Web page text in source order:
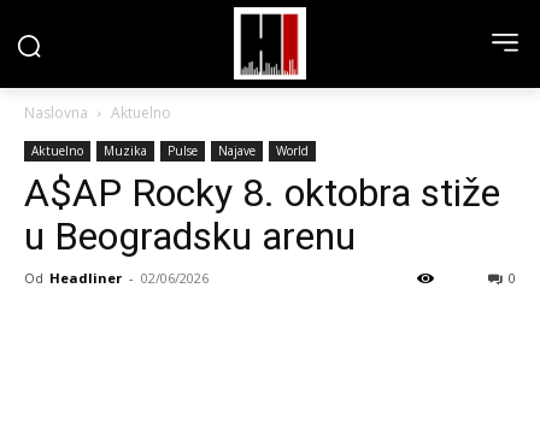
Naslovna Aktuelno
Aktuelno Muzika Pulse Najave World
A$AP Rocky 8. oktobra stiže
u Beogradsku arenu
Od Headliner - 02/06/2026 0